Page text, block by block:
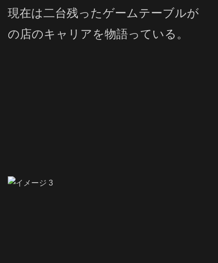
現在は二台残ったゲームテーブルが
の店のキャリアを物語っている。